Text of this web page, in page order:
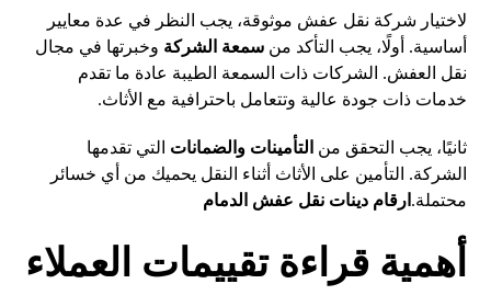
لاختيار شركة نقل عفش موثوقة، يجب النظر في عدة معايير
أساسية. أولًا، يجب التأكد منسمعة الشركة وخبرتها في مجال
نقل العفش. الشركات ذات السمعة الطيبة عادة ما تقدم
خدمات ذات جودة عالية وتتعامل باحترافية مع الأثاث.
ثانيًا، يجب التحقق من التأمينات والضمانات التي تقدمها
الشركة. التأمين على الأثاث أثناء النقل يحميك من أي خسائر
محتملة. ارقام دينات نقل عفش الدمام
أهمية قراءة تقييمات العملاء